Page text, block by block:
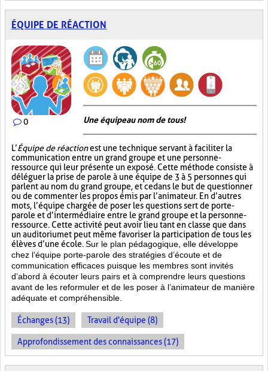
ÉQUIPE DE RÉACTION
0 Une équipe au nom de tous!
L’Équipe de réactionest une technique servant à faciliter la
communication entre un grand groupe et une personne-
ressource qui leur présente un exposé. Cette méthode consiste à
déléguer la prise de parole à une équipe de 3 à 5 personnes qui
parlent au nom du grand groupe, et ce dans le but de questionner
ou de commenter les propos émis par l’animateur. En d’autres
mots, l’équipe chargée de poser les questions sert de porte-
parole et d’intermédiaire entre le grand groupe et la personne-
ressource. Cette activité peut avoir lieu tant en classe que dans
un auditorium et peut même favoriser la participation de tous les
élèves d’une école. Sur le plan pédagogique, elle développe
chez l’équipe porte-parole des stratégies d’écoute et de
communication efficaces puisque les membres sont invités
d’abord à écouter leurs pairs et à comprendre leurs questions
avant de les reformuler et de les poser à l’animateur de manière
adéquate et compréhensible.
Échanges (13) Travail d'équipe (8)
Approfondissement des connaissances (17)